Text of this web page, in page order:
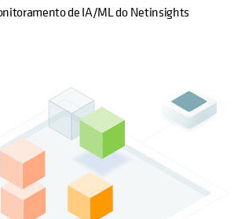
de IA/ML do Netinsights